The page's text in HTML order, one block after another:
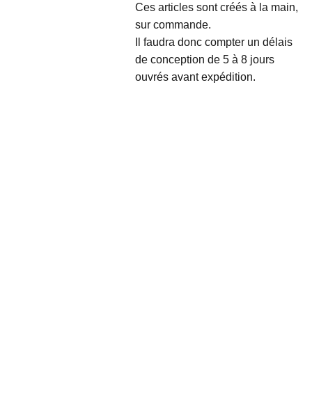
Ces articles sont créés à la main,
sur commande.
Il faudra donc compter un délais
de conception de 5 à 8 jours
ouvrés avant expédition.